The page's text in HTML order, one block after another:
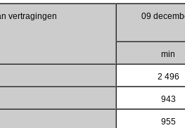
vertragingen 09
min
2 496
943
955